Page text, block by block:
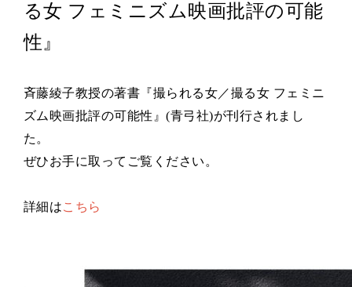
る女 フェミニズム映画批評の可能
性』
斉藤綾子教授の著書『撮られる女／撮る女 フェミニ
ズム映画批評の可能性』(青弓社)が刊行されまし
た。
ぜひお手に取ってご覧ください。
詳細はこちら